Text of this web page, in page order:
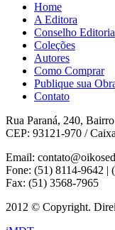
Home
A Editora
Conselho
Coleções
Autores
Como Comprar
Publique sua
Contato
Rua Paraná, 240,
CEP: 93121-970 /
Email:
Fone: (51) 8114-9642 |
Fax: (51) 3568-7965
2012 © Copyright.